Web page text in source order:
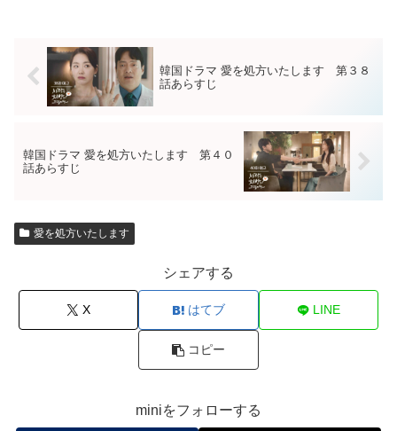
韓国ドラマ 愛を処方いたします 第３８
話あらすじ
韓国ドラマ 愛を処方いたします 第４０
話あらすじ
愛を処方いたします
シェアする
X はてブ LINE
コピー
miniをフォローする